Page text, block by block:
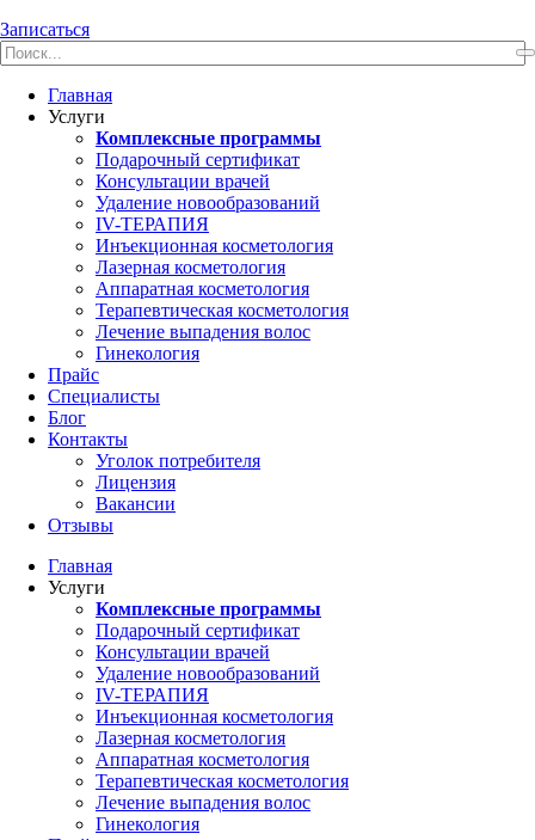
Записаться
Главная
Услуги
Комплексные программы
Подарочный сертификат
Консультации врачей
Удаление новообразований
IV-ТЕРАПИЯ
Инъекционная косметология
Лазерная косметология
Аппаратная косметология
Терапевтическая косметология
Лечение выпадения волос
Гинекология
Прайс
Специалисты
Блог
Контакты
Уголок потребителя
Лицензия
Вакансии
Отзывы
Главная
Услуги
Комплексные программы
Подарочный сертификат
Консультации врачей
Удаление новообразований
IV-ТЕРАПИЯ
Инъекционная косметология
Лазерная косметология
Аппаратная косметология
Терапевтическая косметология
Лечение выпадения волос
Гинекология